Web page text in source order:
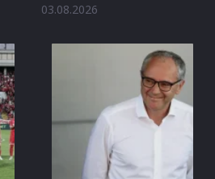
03.08.2026